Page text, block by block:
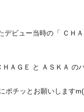
ビュー当時の「 ＣＨ
ＡＧＥ と ＡＳＫＡ の
ポチッとお願いします